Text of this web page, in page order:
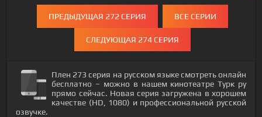
ПРЕДЫДУЩАЯ 272 СЕРИЯ ВСЕ СЕРИИ
СЛЕДУЮЩАЯ 274 СЕРИЯ
Плен 273 серия на русском языке смотреть онлайн
бесплатно – можно в нашем кинотеатре Турк ру
прямо сейчас. Новая серия загружена в хорошем
качестве (HD, 1080) и профессиональной русской
озвучке.